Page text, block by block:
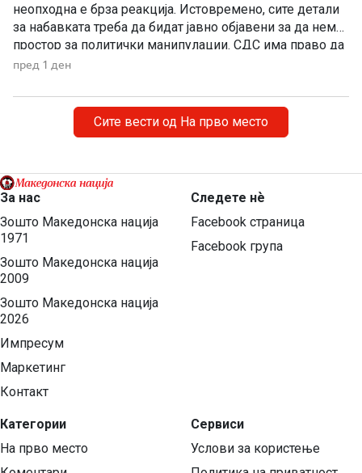
неопходна е брза реакција. Истовремено, сите детали
за набавката треба да бидат јавно објавени за да нема
простор за политички манипулации. СДС има право да
бара отчетност, но останува прашањето дали во ваква
чекаат да заврши тендерската постапка додека се
соочуваат […]
пред 1 ден
Сите вести од На прво место
За нас
Зошто Македонска нација
1971
Зошто Македонска нација
2009
Зошто Македонска нација
2026
Импресум
Маркетинг
Контакт
Категории
На прво место
Следете нѐ
Facebook страница
Facebook група
Сервиси
Услови за користење